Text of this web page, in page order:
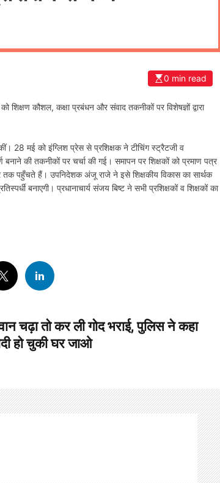
0 min read
शिक्षण कौशल, कक्षा प्रबंधन और संवाद तकनीकों पर विशेषज्ञों द्वारा
28 मई को इंग्लिश प्रेस से प्रशिक्षक ने टीचिंग स्ट्रैटजी व
बनाने की तकनीकों पर चर्चा की गई। समापन पर शिक्षकों को प्रमाण पत्र
तक पहुँचते हैं। उपनिदेशक अंजू राजे ने इसे शिक्षकीय विकास का सार्थक
बनाएगी। प्रधानाचार्य संजय बिष्ट ने सभी प्रशिक्षकों व शिक्षकों का
चढ़ा तो कर ली गोद भराई, पुलिस ने कहा
हो चुकी घर जाओ